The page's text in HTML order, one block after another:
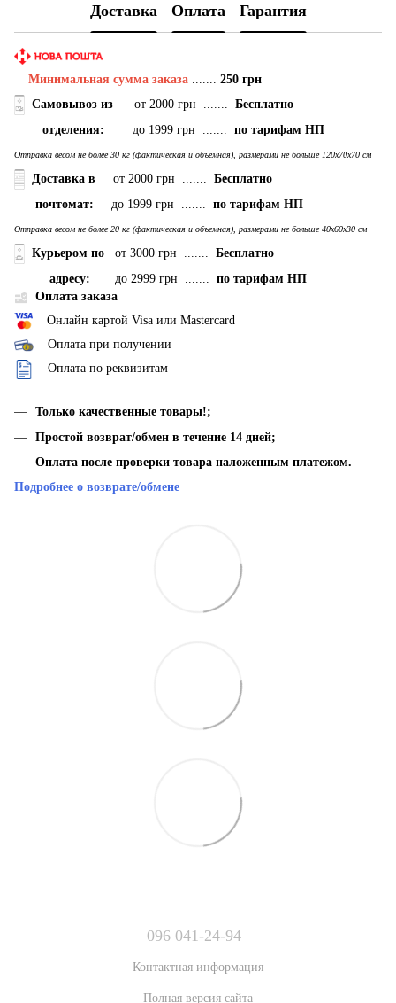
Доставка Оплата Гарантия
Минимальная сумма заказа
250 грн
Самовывоз из от 2000 грн ....... Бесплатно
отделения: до 1999 грн ....... по тарифам НП
Отправка весом не более 30 кг (фактическая и объемная), размерами не больше 120х70х70 см
Доставка в от 2000 грн ....... Бесплатно
почтомат: до 1999 грн ....... по тарифам НП
Отправка весом не более 20 кг (фактическая и объемная), размерами не больше 40х60х30 см
Курьером по от 3000 грн ....... Бесплатно
адресу: до 2999 грн ....... по тарифам НП
Оплата заказа
Онлайн картой Visa или Mastercard
Оплата при получении
Оплата по реквизитам
Только качественные товары!;
Простой возврат/обмен в течение 14 дней;
Оплата после проверки товара наложенным платежом.
Подробнее о возврате/обмене
096 041-24-94
Контактная информация
Полная версия сайта